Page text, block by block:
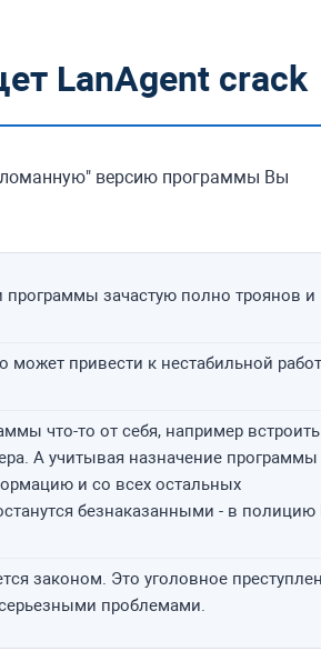
LanAgent crack
версию программы Вы
зачастую полно троянов и
привести к нестабильной
что-то от себя, например встроить
А учитывая назначение программы
и со всех остальных
безнаказанными - в
законом. Это уголовное
проблемами.